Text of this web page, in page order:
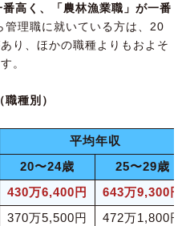
番高く、「農林漁業職」が一番
管理職に就いている方は、20
り、ほかの職種よりもおよそ
。
種別）
平均年収
20〜24歳
25〜29歳
430万6,400円
643万9,300円
370万5,500円
472万1,800円